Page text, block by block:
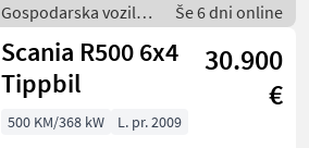
Gospodarska vozila /
Tovornjak
Še 6 dni online
Scania R500 6x4
Tippbil
30.900
€
500 KM/368 kW
L. pr. 2009